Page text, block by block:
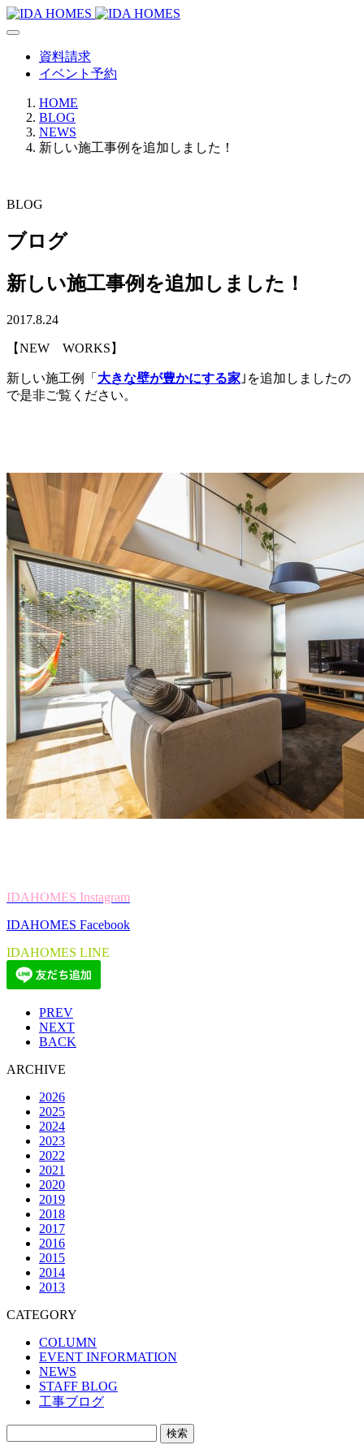
資料請求
イベント予約
HOME
BLOG
NEWS
新しい施工事例を追加しました！
BLOG
ブログ
新しい施工事例を追加しました！
2017.8.24
【NEW WORKS】
新しい施工例「 大きな壁が豊かにする家 ｣を追加しましたの
で是非ご覧ください。
IDAHOMES Instagram
IDAHOMES Facebook
IDAHOMES LINE
PREV
NEXT
BACK
ARCHIVE
2026
2025
2024
2023
2022
2021
2020
2019
2018
2017
2016
2015
2014
2013
CATEGORY
COLUMN
EVENT INFORMATION
NEWS
STAFF BLOG
工事ブログ